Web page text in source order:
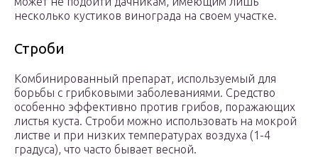
несколько кустиков винограда на своем участке.
Строби
Комбинированный препарат, используемый для
борьбы с грибковыми заболеваниями. Средство
особенно эффективно против грибов, поражающих
листья куста. Строби можно использовать на мокрой
листве и при низких температурах воздуха (1-4
градуса), что часто бывает весной.